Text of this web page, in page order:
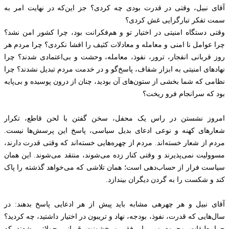
آقای نبیل، وقتی در قدرت بودی چه کردی؟ جز این‌که در نهایت امر به
سمت تفکر تبارگرایی غش کردی؟
وقتی دستگاه امنیتی در اختیار تو و هم‌فکرانت بود، چرا کشور امن نشد؟
چرا عوامل نا امنی و معامله و معادلات کثیف را افشا نکردی؟ چرا مردم هر
روز قربانی انفجار، ترور، نفوذ، معامله، وحشت و بی‌اعتمادی شدند؟ چرا
نهادهای امنیتی به ابزار شفاف، پاسخ‌گو و در خدمت مردم تبدیل نشدند؟ چرا
نظامی که شما بخشی از ستون‌های آن بودید، چنان از درون پوسیده و بی‌پایه
بود که سرانجام فرو ریخت؟
امروز نشستن در راس یک محفل، سخن گفتن با لحن قاطع، تکرار
شعارهای کهنه و نوعی ادعای بدیل سیاسی، پاسخ این پرسش‌ها نیست.
مردم از شعار خسته‌اند. مردم از چهره‌هایی خسته‌اند که وقتی قدرت دارند،
مسوولیت نمی‌پذیرند و وقتی کنار زده می‌شوند، منتقد می‌شوند. این همان
سیاست فرار از حساب‌دهی است؛ همان تلاشی که می‌خواهد گذشته را پاک
کند و شکست را به گردن دیگران بیندازد.
آقای نبیل و هر چهرهی مشابه باید پیش از هر ادعایی پاسخ بدهند: در
سال‌هایی که قدرت، نفوذ، بودجه، نهاد و تریبون در اختیار داشتید، چه کردید؟